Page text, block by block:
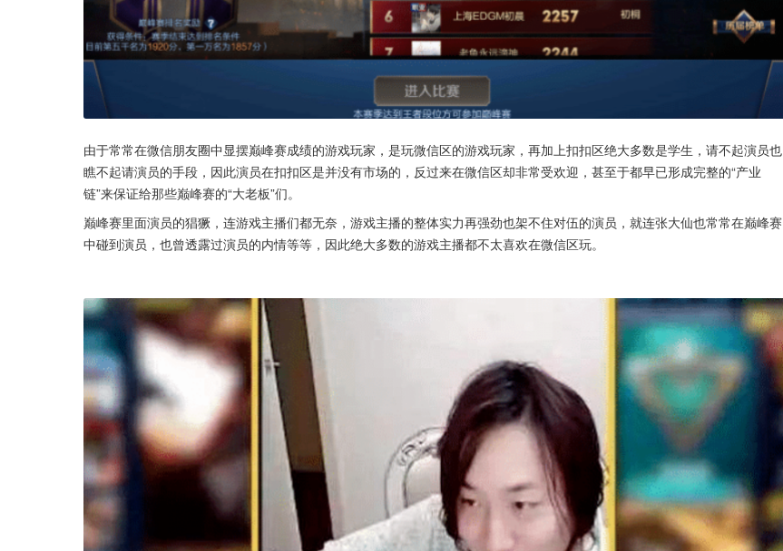
由于常常在微信朋友圈中显摆巅峰赛成绩的游戏玩家，是玩微信区的游戏玩家，再加上扣扣区绝大多数是学生，请不起演员也
瞧不起请演员的手段，因此演员在扣扣区是并没有市场的，反过来在微信区却非常受欢迎，甚至于都早已形成完整的“产业
链”来保证给那些巅峰赛的“大老板”们。
巅峰赛里面演员的猖獗，连游戏主播们都无奈，游戏主播的整体实力再强劲也架不住对伍的演员，就连张大仙也常常在巅峰赛
中碰到演员，也曾透露过演员的内情等等，因此绝大多数的游戏主播都不太喜欢在微信区玩。